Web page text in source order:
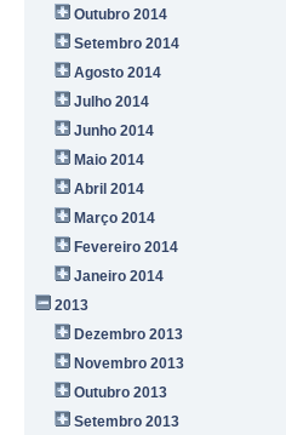
Outubro 2014
Setembro 2014
Agosto 2014
Julho 2014
Junho 2014
Maio 2014
Abril 2014
Março 2014
Fevereiro 2014
Janeiro 2014
2013
Dezembro 2013
Novembro 2013
Outubro 2013
Setembro 2013